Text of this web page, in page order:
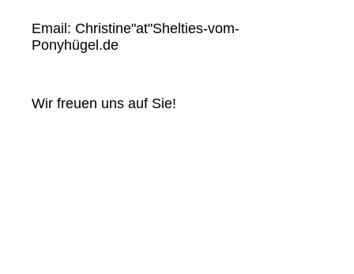
Email: Christine"at"Shelties-vom-
Ponyhügel.de
Wir freuen uns auf Sie!